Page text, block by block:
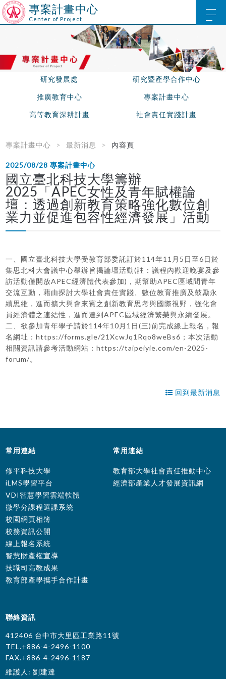
專案計畫中心
Center of Project
研究發展處 研究暨產學合作中心
推廣教育中心 專案計畫中心
高等教育深耕計畫 社會責任實踐計畫
專案計畫中心 最新消息 內容頁
2025/08/28專案計畫中心
國立臺北科技大學籌辦
2025「APEC女性及青年賦權論
壇：透過創新教育策略強化數位創
業力並促進包容性經濟發展」活動
一、國立臺北科技大學受教育部委託訂於114年11月5日至6日於
集思北科大會議中心舉辦旨揭論壇活動(註：議程內歡迎晚宴及參
訪活動僅開放APEC經濟體代表參加)，期幫助APEC區域間青年
交流互動，藉由探討大學社會責任實踐、數位教育推廣及鼓勵永
續思維，進而擴大與會來賓之創新教育思考與國際視野，強化會
員經濟體之連結性，進而達到APEC區域經濟繁榮與永續發展。
二、欲參加青年學子請於114年10月1日(三)前完成線上報名，報
名網址：https://forms.gle/21XcwJq1Rqo8weBs6；本次活動
相關資訊請參考活動網站：https://taipeiyie.com/en-2025-
forum/。
回到最新消息
常用連結
修平科技大學
iLMS學習平台
VDI智慧學習雲端軟體
微學分課程選課系統
校園網頁相簿
校務資訊公開
線上報名系統
智慧財產權宣導
技職司高教成果
教育部產學攜手合作計畫
常用連結
教育部大學社會責任推動中心
經濟部產業人才發展資訊網
聯絡資訊
412406 台中市大里區工業路11號
TEL.+886-4-2496-1100
FAX.+886-4-2496-1187
維護人: 劉建達